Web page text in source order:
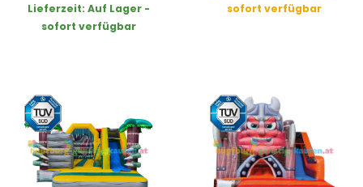
Lieferzeit: Auf Lager -
sofort verfügbar
sofort verfügbar